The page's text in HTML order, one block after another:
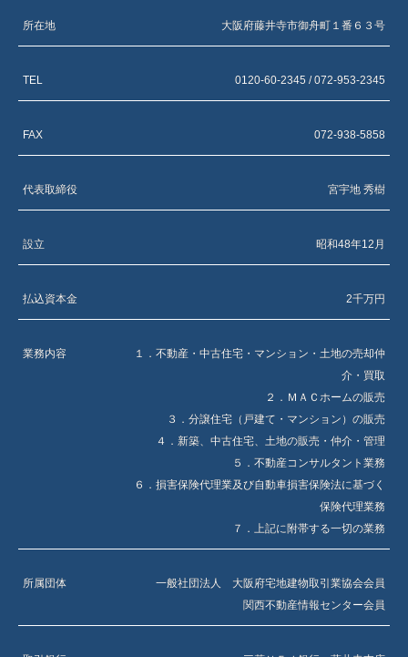
からのお問い合わせ及びご要望に対して回答または対応する目的、
または、資料送付・電子メール・電話連絡およびダイレクトメール
お客様の個人情報をこれらの正当な目的以外に無断で利用すること
お客様からのご提供いただいた個人情報は、お客様のご了承がない
利用目的を達成するための必要な範囲で、個人情報を業務委託先か
諾がない限り、 個人情報はそうした企業／団体には開示・提供はい
たしません。ただし、以下の場合は除きます。
・利用目的に必要な限りにおいて、当社または当社の業務委託先
・個人情報をご提供いただく際に予め明示した第三者に提供する場
電話：072-953-2345
所在地 大阪府藤井寺市御舟町１番６３号
TEL 0120-60-2345 / 072-953-2345
FAX 072-938-5858
代表取締役 宮宇地 秀樹
設立 昭和48年12月
払込資本金 2千万円
業務内容
１．不動産・中古住宅・マンション・土地の売却仲
介・買取
２．ＭＡＣホームの販売
３．分譲住宅（戸建て・マンション）の販売
４．新築、中古住宅、土地の販売・仲介・管理
５．不動産コンサルタント業務
６．損害保険代理業及び自動車損害保険法に基づく
保険代理業務
７．上記に附帯する一切の業務
所属団体
一般社団法人 大阪府宅地建物取引業協会会員
関西不動産情報センター会員